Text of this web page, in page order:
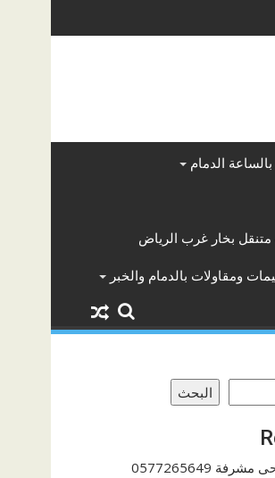
الدمام
بخار غرب الرياض
ومقاولات بالدمام والخبر
البحث
0577265649